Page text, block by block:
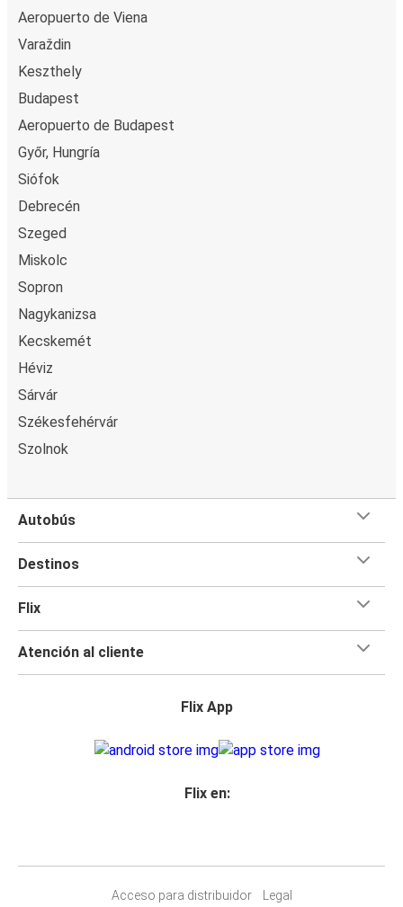
Aeropuerto de Viena
Varaždin
Keszthely
Budapest
Aeropuerto de Budapest
Győr, Hungría
Siófok
Debrecén
Szeged
Miskolc
Sopron
Nagykanizsa
Kecskemét
Héviz
Sárvár
Székesfehérvár
Szolnok
Autobús
Destinos
Flix
Atención al cliente
Flix App
Flix en:
Acceso para distribuidor Legal